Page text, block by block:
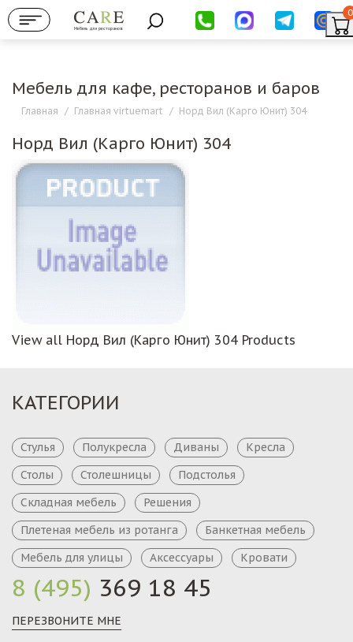
Мебель для ресторанов
0
Мебель для кафе, ресторанов и баров
Главная / Главная virtuemart / Норд Вил (Карго Юнит) 304
Норд Вил (Карго Юнит) 304
View all Норд Вил (Карго Юнит) 304 Products
8 (495) 369 18 45
ПЕРЕЗВОНИТЕ МНЕ
КАТЕГОРИИ
Стулья Полукресла Диваны
Кресла
Столы
Столешницы
Подстолья
Складная мебель
Решения
Плетеная мебель из ротанга
Банкетная мебель
Мебель для улицы
Аксессуары Кровати